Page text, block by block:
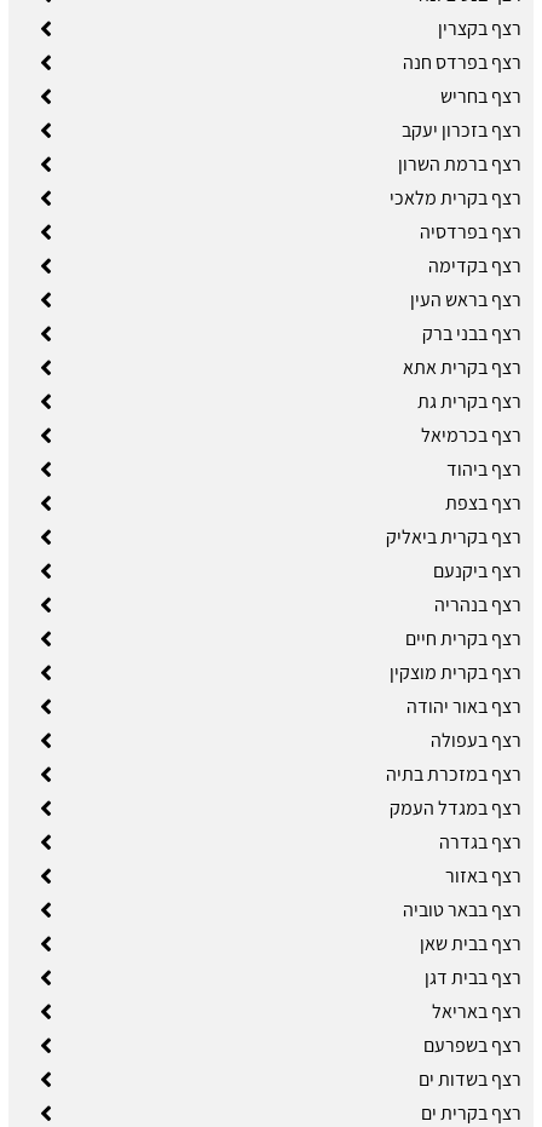
רצף בקצרין
רצף בפרדס חנה
רצף בחריש
רצף בזכרון יעקב
רצף ברמת השרון
רצף בקרית מלאכי
רצף בפרדסיה
רצף בקדימה
רצף בראש העין
רצף בבני ברק
רצף בקרית אתא
רצף בקרית גת
רצף בכרמיאל
רצף ביהוד
רצף בצפת
רצף בקרית ביאליק
רצף ביקנעם
רצף בנהריה
רצף בקרית חיים
רצף בקרית מוצקין
רצף באור יהודה
רצף בעפולה
רצף במזכרת בתיה
רצף במגדל העמק
רצף בגדרה
רצף באזור
רצף בבאר טוביה
רצף בבית שאן
רצף בבית דגן
רצף באריאל
רצף בשפרעם
רצף בשדות ים
רצף בקרית ים